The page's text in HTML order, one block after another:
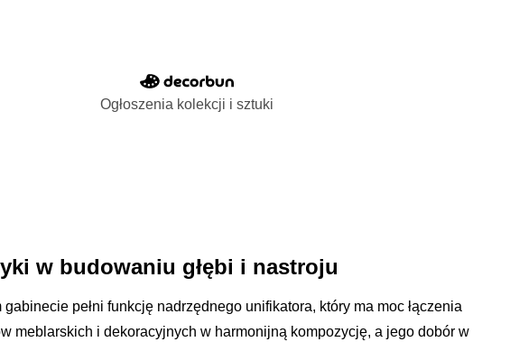
Ogłoszenia kolekcji i sztuki
w budowaniu głębi i nastroju
pełni funkcję nadrzędnego unifikatora, który ma moc łączenia
meblarskich i dekoracyjnych w harmonijną kompozycję, a jego dobór w